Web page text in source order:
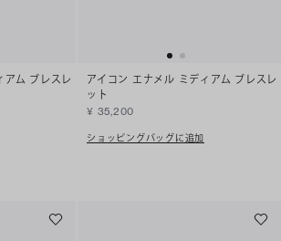
アム ブレスレ
アイコン エナメル ミディアム ブレスレ
ット
¥ 35,200
ショッピングバッグに追加